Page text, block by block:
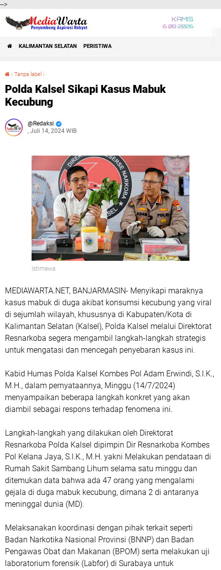
-->
KAMIS
6 08 2026
KALIMANTAN SELATAN PERISTIWA
› Tanpa label ›
Polda Kalsel Sikapi Kasus Mabuk
Kecubung
Redaksi
, Juli 14, 2024 WIB
Istimewa
MEDIAWARTA.NET, BANJARMASIN- Menyikapi maraknya
kasus mabuk di duga akibat konsumsi kecubung yang viral
di sejumlah wilayah, khususnya di Kabupaten/Kota di
Kalimantan Selatan (Kalsel), Polda Kalsel melalui Direktorat
Resnarkoba segera mengambil langkah-langkah strategis
untuk mengatasi dan mencegah penyebaran kasus ini.
Kabid Humas Polda Kalsel Kombes Pol Adam Erwindi, S.I.K.,
M.H., dalam pernyataannya, Minggu (14/7/2024)
menyampaikan beberapa langkah konkret yang akan
diambil sebagai respons terhadap fenomena ini.
Langkah-langkah yang dilakukan oleh Direktorat
Resnarkoba Polda Kalsel dipimpin Dir Resnarkoba Kombes
Pol Kelana Jaya, S.I.K., M.H. yakni Melakukan pendataan di
Rumah Sakit Sambang Lihum selama satu minggu dan
ditemukan data bahwa ada 47 orang yang mengalami
gejala di duga mabuk kecubung, dimana 2 di antaranya
meninggal dunia (MD).
Melaksanakan koordinasi dengan pihak terkait seperti
Badan Narkotika Nasional Provinsi (BNNP) dan Badan
Pengawas Obat dan Makanan (BPOM) serta melakukan uji
laboratorium forensik (Labfor) di Surabaya untuk